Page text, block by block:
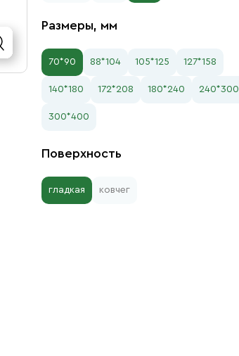
Размеры, мм
70*90 88*104 105*125 127*158
140*180 172*208 180*240 240*300
300*400
Поверхность
гладкая ковчег